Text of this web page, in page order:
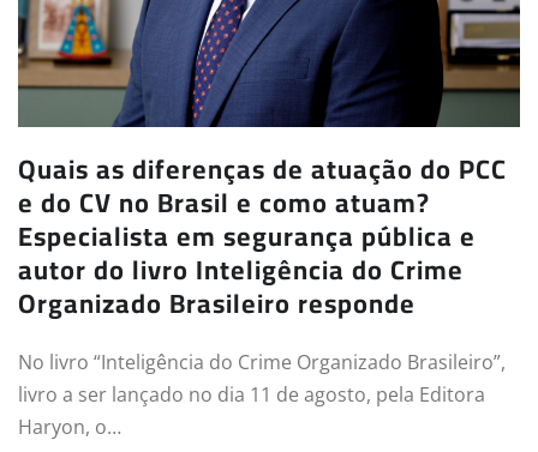
Quais as diferenças de atuação do PCC
e do CV no Brasil e como atuam?
Especialista em segurança pública e
autor do livro Inteligência do Crime
Organizado Brasileiro responde
No livro “Inteligência do Crime Organizado Brasileiro”,
livro a ser lançado no dia 11 de agosto, pela Editora
Haryon, o…